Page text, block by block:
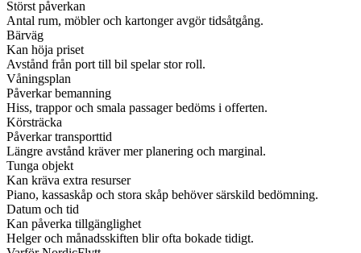
Störst påverkan
Antal rum, möbler och kartonger avgör tidsåtgång.
Bärväg
Kan höja priset
Avstånd från port till bil spelar stor roll.
Våningsplan
Påverkar bemanning
Hiss, trappor och smala passager bedöms i offerten.
Körsträcka
Påverkar transporttid
Längre avstånd kräver mer planering och marginal.
Tunga objekt
Kan kräva extra resurser
Piano, kassaskåp och stora skåp behöver särskild bedömning.
Datum och tid
Kan påverka tillgänglighet
Helger och månadsskiften blir ofta bokade tidigt.